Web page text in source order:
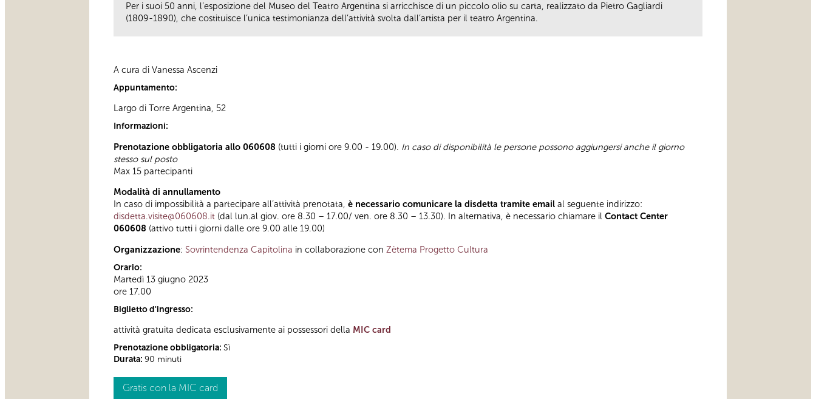
Per i suoi 50 anni, l’esposizione del Museo del Teatro Argentina si arricchisce di un piccolo olio su carta, realizzato da Pietro Gagliardi
(1809-1890), che costituisce l’unica testimonianza dell’attività svolta dall’artista per il teatro Argentina.
A cura di Vanessa Ascenzi
Appuntamento:
Largo di Torre Argentina, 52
Informazioni:
Prenotazione obbligatoria allo 060608 (tutti i giorni ore 9.00 - 19.00). In caso di disponibilità le persone possono aggiungersi anche il giorno
stesso sul posto
Max 15 partecipanti
Modalità di annullamento
In caso di impossibilità a partecipare all’attività prenotata, è necessario comunicare la disdetta tramite email al seguente indirizzo:
disdetta.visite@060608.it (dal lun.al giov. ore 8.30 – 17.00/ ven. ore 8.30 – 13.30). In alternativa, è necessario chiamare il Contact Center
060608 (attivo tutti i giorni dalle ore 9.00 alle 19.00)
Organizzazione: Sovrintendenza Capitolina in collaborazione con Zètema Progetto Cultura
Orario:
Martedì 13 giugno 2023
ore 17.00
Biglietto d'ingresso:
attività gratuita dedicata esclusivamente ai possessori della MIC card
Prenotazione obbligatoria: Sì
Durata: 90 minuti
Gratis con la MIC card